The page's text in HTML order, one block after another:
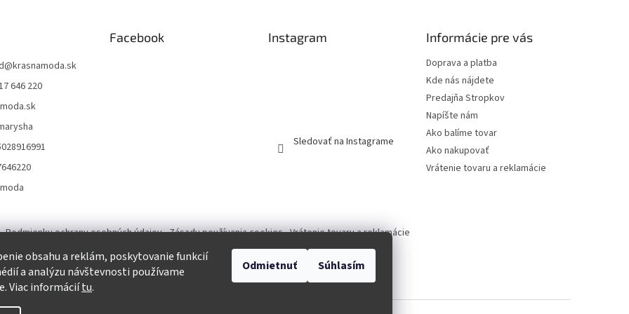
obsahu a reklám, poskytovanie funkcií
a analýzu návštevnosti používame
Viac informáciítu.
Odmietnuť Súhlasím
@krasnamoda.sk
646 220
Facebook Instagram
Sledovať na Instagrame
Informácie pre vás
Doprava a platba
Kde nás nájdete
Predajňa Stropkov
Napíšte nám
Ako balíme tovar
Ako nakupovať
Vrátenie tovaru a reklamácie
Podmienky ochrany osobných údajov Zásady používania cookies Vrátenie tovaru a reklamácie
Tvorba eshopu a SEO optimalizácia